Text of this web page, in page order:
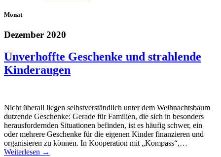
Monat
Dezember 2020
Unverhoffte Geschenke und strahlende
Kinderaugen
Nicht überall liegen selbstverständlich unter dem Weihnachtsbaum
dutzende Geschenke: Gerade für Familien, die sich in besonders
herausfordernden Situationen befinden, ist es häufig schwer, ein
oder mehrere Geschenke für die eigenen Kinder finanzieren und
organisieren zu können. In Kooperation mit „Kompass“,…
Weiterlesen →